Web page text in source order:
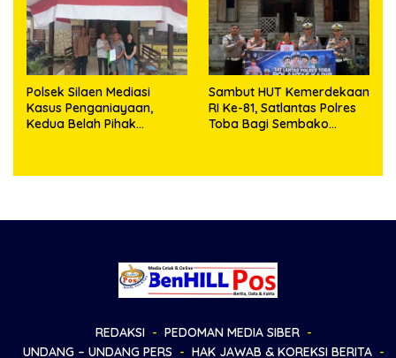
Polsek Silaen Mediasi
Kasus Penganiayaan,
Kedua Belah Pihak
Sambut HUT Kemerdekaan
RI Ke-81, Satlantas Polres
Toba Bagi Sembako
REDAKSI
PEDOMAN MEDIA SIBER
UNDANG – UNDANG PERS
HAK JAWAB & KOREKSI BERITA